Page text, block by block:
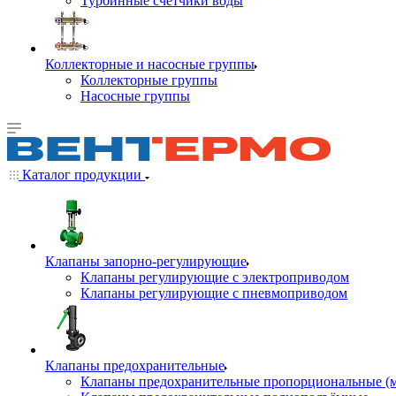
Коллекторные и насосные группы
Коллекторные группы
Насосные группы
Каталог продукции
Клапаны запорно-регулирующие
Клапаны регулирующие с электроприводом
Клапаны регулирующие с пневмоприводом
Клапаны предохранительные
Клапаны предохранительные пропорциональные